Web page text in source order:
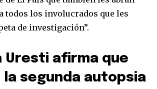
todos los involucrados que les
de investigación”.
Uresti afirma que
segunda autopsia